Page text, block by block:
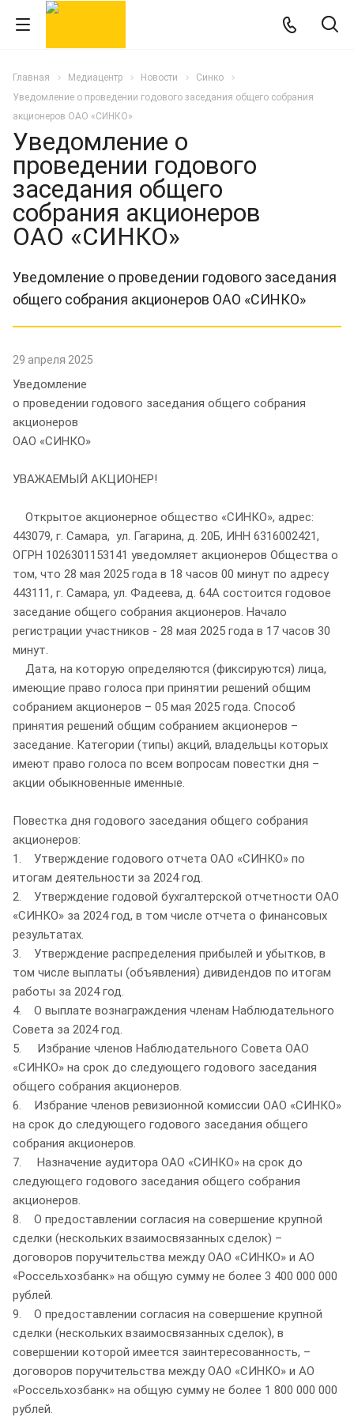
Главная Медиацентр Новости
Синко
Уведомление о проведении годового заседания общего собрания
акционеров ОАО «СИНКО»
Уведомление о
проведении годового
заседания общего
собрания акционеров
ОАО «СИНКО»
Уведомление о проведении годового заседания
общего собрания акционеров ОАО «СИНКО»
29 апреля 2025
Уведомление
о проведении годового заседания общего собрания
акционеров
ОАО «СИНКО»
УВАЖАЕМЫЙ АКЦИОНЕР!
Открытое акционерное общество «СИНКО», адрес:
443079, г. Самара, ул. Гагарина, д. 20Б, ИНН 6316002421,
ОГРН 1026301153141 уведомляет акционеров Общества о
том, что 28 мая 2025 года в 18 часов 00 минут по адресу
443111, г. Самара, ул. Фадеева, д. 64А состоится годовое
заседание общего собрания акционеров. Начало
регистрации участников - 28 мая 2025 года в 17 часов 30
минут.
Дата, на которую определяются (фиксируются) лица,
имеющие право голоса при принятии решений общим
собранием акционеров – 05 мая 2025 года. Способ
принятия решений общим собранием акционеров –
заседание. Категории (типы) акций, владельцы которых
имеют право голоса по всем вопросам повестки дня –
акции обыкновенные именные.
Повестка дня годового заседания общего собрания
акционеров:
1. Утверждение годового отчета ОАО «СИНКО» по
итогам деятельности за 2024 год.
2. Утверждение годовой бухгалтерской отчетности ОАО
«СИНКО» за 2024 год, в том числе отчета о финансовых
результатах.
3. Утверждение распределения прибылей и убытков, в
том числе выплаты (объявления) дивидендов по итогам
работы за 2024 год.
4. О выплате вознаграждения членам Наблюдательного
Совета за 2024 год.
5. Избрание членов Наблюдательного Совета ОАО
«СИНКО» на срок до следующего годового заседания
общего собрания акционеров.
6. Избрание членов ревизионной комиссии ОАО «СИНКО»
на срок до следующего годового заседания общего
собрания акционеров.
7. Назначение аудитора ОАО «СИНКО» на срок до
следующего годового заседания общего собрания
акционеров.
8. О предоставлении согласия на совершение крупной
сделки (нескольких взаимосвязанных сделок) –
договоров поручительства между ОАО «СИНКО» и АО
«Россельхозбанк» на общую сумму не более 3 400 000 000
рублей.
9. О предоставлении согласия на совершение крупной
сделки (нескольких взаимосвязанных сделок), в
совершении которой имеется заинтересованность, –
договоров поручительства между ОАО «СИНКО» и АО
«Россельхозбанк» на общую сумму не более 1 800 000 000
рублей.